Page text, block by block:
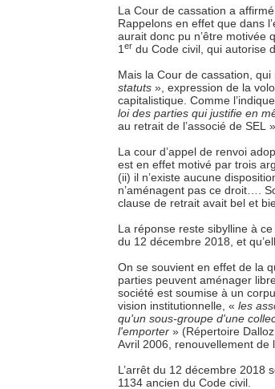
La Cour de cassation a
Rappelons en effet que dans
aurait donc pu n’être motivée
1 er du Code civil, qui autorise
Mais la Cour de cassation,
statuts », expression de la
capitalistique. Comme
loi des parties qui justifie en
au retrait de l’associé de SEL
La cour d’appel de renvoi
est en effet motivé par trois
(ii) il n’existe aucune
n’aménagent pas ce droit….
clause de retrait avait bel et
La réponse reste sibylline à
du 12 décembre 2018, et
On se souvient en effet de la
parties peuvent aménager
société est soumise à un
vision institutionnelle, « les
qu'un sous-groupe d'une
l'emporter » (Répertoire
Avril 2006, renouvellement de
L’arrêt du 12 décembre 2018
1134 ancien du Code civil.